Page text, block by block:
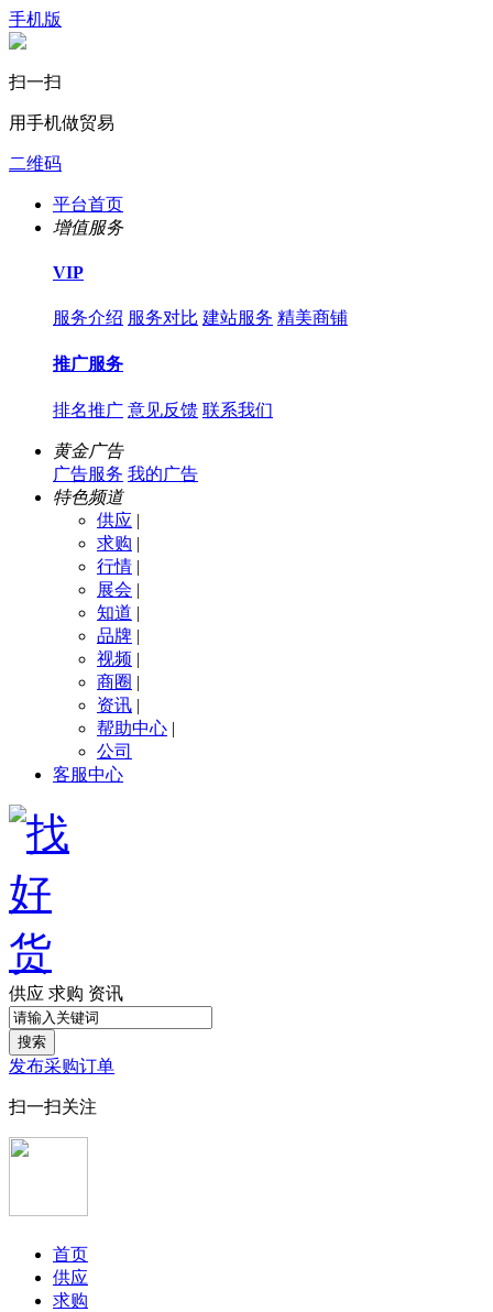
手机版
扫一扫
用手机做贸易
二维码
平台首页
增值服务
VIP
服务介绍 服务对比 建站服务 精美商铺
推广服务
排名推广 意见反馈 联系我们
黄金广告
广告服务 我的广告
特色频道
供应 |
求购 |
行情 |
展会 |
知道 |
品牌 |
视频 |
商圈 |
资讯 |
帮助中心 |
公司
客服中心
供应 求购 资讯
搜索
发布采购订单
扫一扫关注
首页
供应
求购